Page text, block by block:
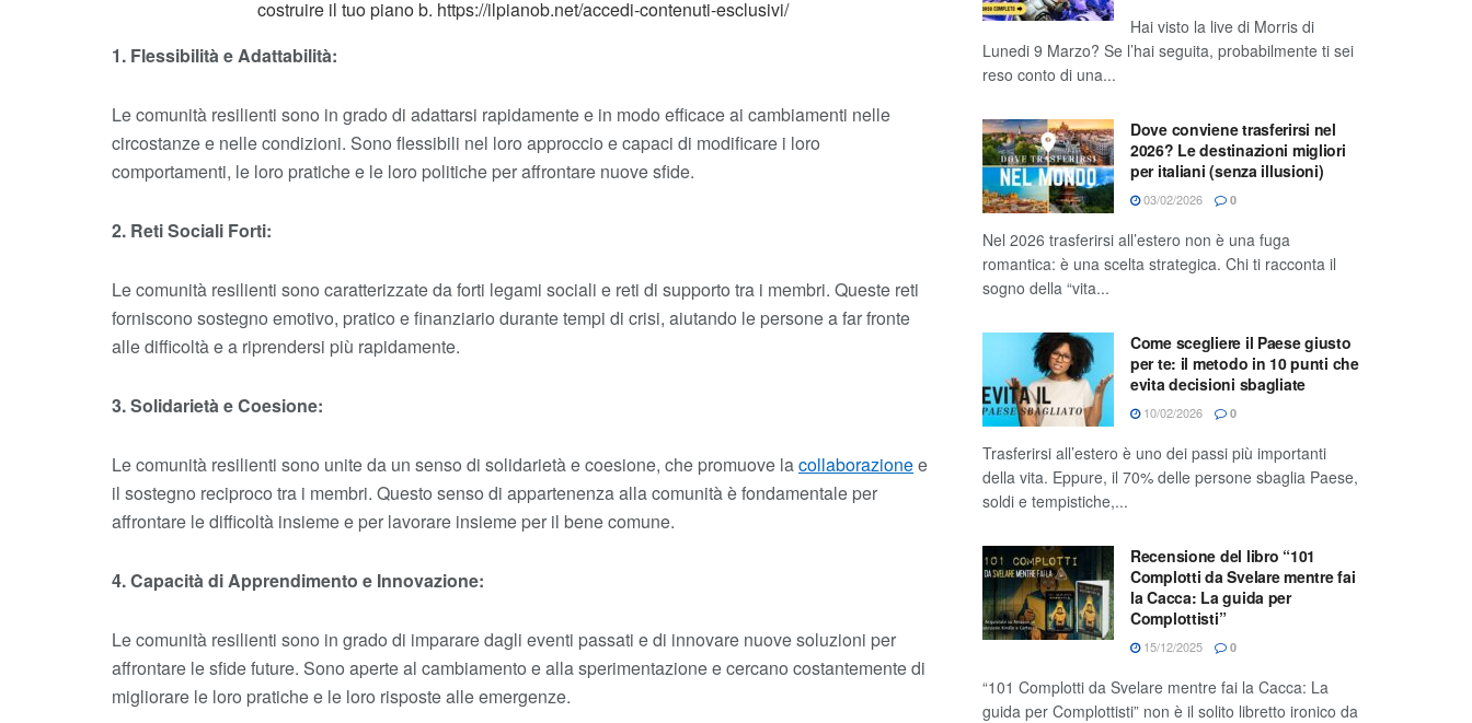
costruire il tuo piano b. https://ilpianob.net/accedi-contenuti-esclusivi/
1. Flessibilità e Adattabilità:
Le comunità resilienti sono in grado di adattarsi rapidamente e in modo efficace ai cambiamenti nelle
circostanze e nelle condizioni. Sono flessibili nel loro approccio e capaci di modificare i loro
comportamenti, le loro pratiche e le loro politiche per affrontare nuove sfide.
2. Reti Sociali Forti:
Le comunità resilienti sono caratterizzate da forti legami sociali e reti di supporto tra i membri. Queste reti
forniscono sostegno emotivo, pratico e finanziario durante tempi di crisi, aiutando le persone a far fronte
alle difficoltà e a riprendersi più rapidamente.
3. Solidarietà e Coesione:
Le comunità resilienti sono unite da un senso di solidarietà e coesione, che promuove lacollaborazionee
il sostegno reciproco tra i membri. Questo senso di appartenenza alla comunità è fondamentale per
affrontare le difficoltà insieme e per lavorare insieme per il bene comune.
4. Capacità di Apprendimento e Innovazione:
Le comunità resilienti sono in grado di imparare dagli eventi passati e di innovare nuove soluzioni per
affrontare le sfide future. Sono aperte al cambiamento e alla sperimentazione e cercano costantemente di
migliorare le loro pratiche e le loro risposte alle emergenze.
Hai visto la live di Morris di
Lunedi 9 Marzo? Se l’hai seguita, probabilmente ti sei
reso conto di una...
Dove conviene trasferirsi nel
2026? Le destinazioni migliori
per italiani (senza illusioni)
03/02/2026 0
Nel 2026 trasferirsi all’estero non è una fuga
romantica: è una scelta strategica. Chi ti racconta il
sogno della “vita...
Come scegliere il Paese giusto
per te: il metodo in 10 punti che
evita decisioni sbagliate
10/02/2026 0
Trasferirsi all’estero è uno dei passi più importanti
della vita. Eppure, il 70% delle persone sbaglia Paese,
soldi e tempistiche,...
Recensione del libro “101
Complotti da Svelare mentre fai
la Cacca: La guida per
Complottisti”
15/12/2025 0
“101 Complotti da Svelare mentre fai la Cacca: La
guida per Complottisti” non è il solito libretto ironico da